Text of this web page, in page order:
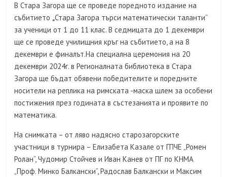
В Стара Загора ще се проведе поредното издание на
събитието „Стара Загора търси математически таланти”
за ученици от 1 до 11 клас. В седмицата до 1 декември
ще се проведе училищния кръг на събитието, а на 8
декември е финалът.На специална церемония на 20
декември 2024г. в Регионалната библиотека в Стара
Загора ще бъдат обявени победителите и поредните
носители на реплика на римската -маска шлем за особени
постижения през годината в състезанията и проявите по
математика.
На снимката – от ляво надясно старозагорските
участници в турнира – Елизабета Казале от ГПЧЕ „Ромен
Ролан“, Чудомир Стойчев и Иван Канев от ПГ по КНМА
„Проф. Минко Балкански“, Радослав Балкански и Максим